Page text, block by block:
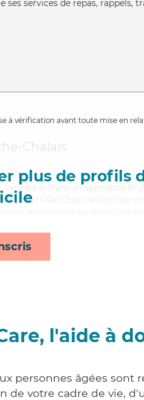
services de repas, rappels,
à vérification avant toute mise en
plus de profils
Chalais
a 11 ans d'expérience et
Maitrisant bien la sclérose
l'aide à
personnes âgées sont
de votre cadre de vie,